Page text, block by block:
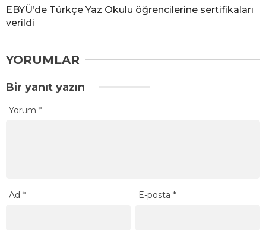
EBYÜ’de Türkçe Yaz Okulu öğrencilerine sertifikaları
verildi
YORUMLAR
Bir yanıt yazın
Yorum *
Ad * E-posta*